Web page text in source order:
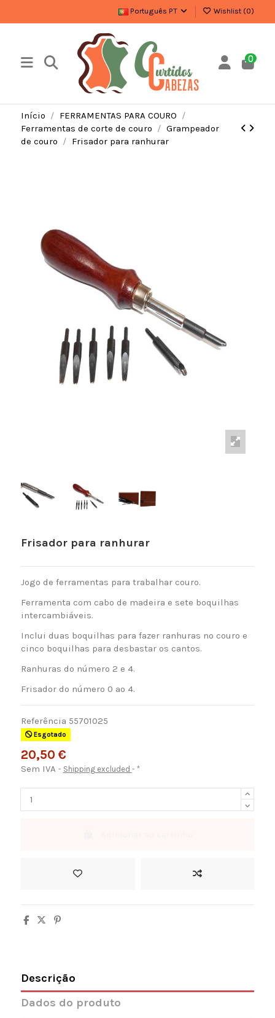
Português PT Wishlist (0)
0
Início
FERRAMENTAS PARA COURO
Ferramentas de corte de couro
Grampeador
de couro
Frisador para ranhurar
Frisador para ranhurar
Jogo de ferramentas para trabalhar couro.
Ferramenta com cabo de madeira e sete boquilhas
intercambiáveis.
Inclui duas boquilhas para fazer ranhuras no couro e
cinco boquilhas para desbastar os cantos.
Ranhuras do número 2 e 4.
Frisador do número 0 ao 4.
Referência 55701025
Esgotado
20,50 €
Sem IVA Shipping excluded *
Descrição
Dados do produto